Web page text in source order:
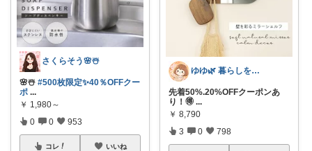
さくらそう‪🌸☃️
🌸☃️ #500枚限定✨40％OFFクー
ポ ...
￥ 1,980～
0 0 953
コレ いいね
ゆゆ🌿 暮らしを整えたい🫖
先着50%.20%OFFクーポンあ
り！🉐 ...
￥ 8,790
3 0 798